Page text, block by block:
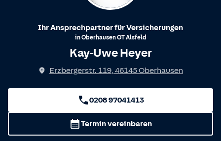
Ihr Ansprechpartner für Versicherungen
inOberhausenOTAlsfeld
Kay-Uwe Heyer
Erzbergerstr. 119, 46145Oberhausen
0208 97041413
Termin vereinbaren